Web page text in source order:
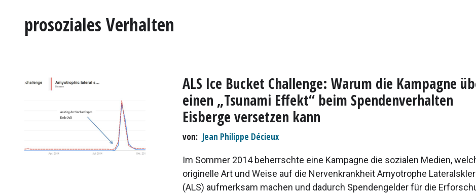
prosoziales Verhalten
ALS Ice Bucket Challenge: Warum die Kampagne
einen „Tsunami Effekt“ beim Spendenverhalten
Eisberge versetzen kann
von Jean Philippe Décieux
Im Sommer 2014 beherrschte eine Kampagne die sozialen Medien,
originelle Art und Weise auf die Nervenkrankheit Amyotrophe
(ALS) aufmerksam machen und dadurch Spendengelder für die